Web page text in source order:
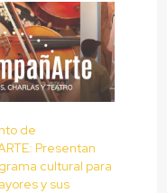
de
Presentan
cultural para
y sus